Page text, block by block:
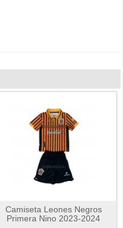
Camiseta Leones Negros
Primera Nino 2023-2024